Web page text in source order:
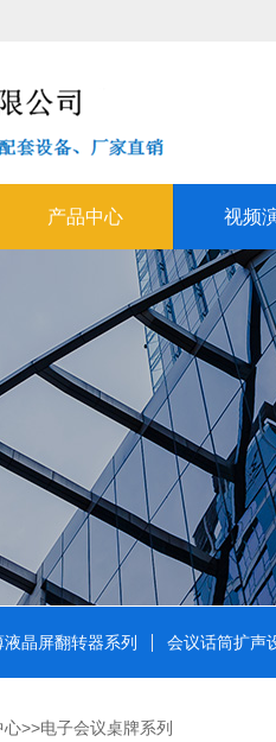
产品中心 视频
液晶屏翻转器系列 会议话筒扩声
心>>电子会议桌牌系列